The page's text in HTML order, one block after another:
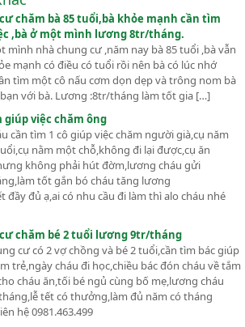
chăm bà 85 tuổi,bà khỏe mạnh cần tìm
,bà ở một mình lương 8tr/tháng.
mình nhà chung cư ,năm nay bà 85 tuổi ,bà vẫn
mạnh có điều có tuổi rồi nên bà có lúc nhớ
tìm một cô nấu cơm dọn dẹp và trông nom bà
bạn với bà. Lương :8tr/tháng làm tốt gia […]
giúp việc chăm ông
cần tìm 1 cô giúp việc chăm người già,cụ năm
nằm một chỗ,không đi lại được,cụ ăn
không phải hút đờm,lương cháu gửi
tốt gắn bó cháu tăng lương
đủ ạ,ai có nhu cầu đi làm thì alo cháu nhé
chăm bé 2 tuổi lương 9tr/tháng
cư có 2 vợ chồng và bé 2 tuổi,cần tìm bác giúp
trẻ,ngày cháu đi học,chiều bác đón cháu về tắm
cháu ăn,tối bé ngủ cùng bố mẹ,lương cháu
tết có thưởng,làm đủ năm có tháng
hệ 0981.463.499